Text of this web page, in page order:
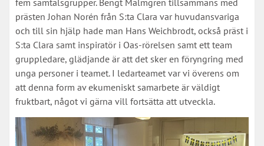
fem samtalsgrupper. Bengt Malmgren tillsammans med
prästen Johan Norén från S:ta Clara var huvudansvariga
och till sin hjälp hade man Hans Weichbrodt, också präst i
S:ta Clara samt inspiratör i Oas-rörelsen samt ett team
gruppledare, glädjande är att det sker en föryngring med
unga personer i teamet. I ledarteamet var vi överens om
att denna form av ekumeniskt samarbete är väldigt
fruktbart, något vi gärna vill fortsätta att utveckla.